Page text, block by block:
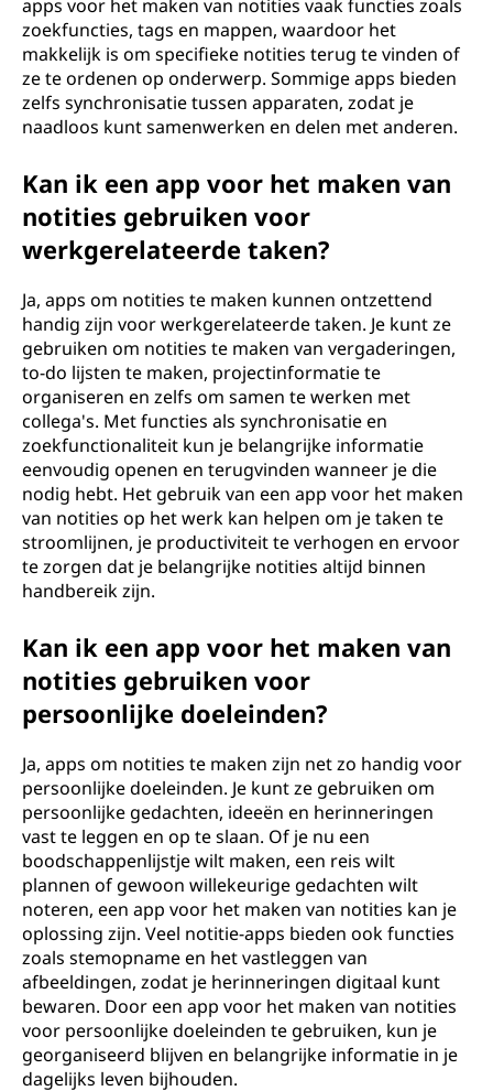
apps voor het maken van notities vaak functies zoals
zoekfuncties, tags en mappen, waardoor het
makkelijk is om specifieke notities terug te vinden of
ze te ordenen op onderwerp. Sommige apps bieden
zelfs synchronisatie tussen apparaten, zodat je
naadloos kunt samenwerken en delen met anderen.
Kan ik een app voor het maken van
notities gebruiken voor
werkgerelateerde taken?
Ja, apps om notities te maken kunnen ontzettend
handig zijn voor werkgerelateerde taken. Je kunt ze
gebruiken om notities te maken van vergaderingen,
to-do lijsten te maken, projectinformatie te
organiseren en zelfs om samen te werken met
collega's. Met functies als synchronisatie en
zoekfunctionaliteit kun je belangrijke informatie
eenvoudig openen en terugvinden wanneer je die
nodig hebt. Het gebruik van een app voor het maken
van notities op het werk kan helpen om je taken te
stroomlijnen, je productiviteit te verhogen en ervoor
te zorgen dat je belangrijke notities altijd binnen
handbereik zijn.
Kan ik een app voor het maken van
notities gebruiken voor
persoonlijke doeleinden?
Ja, apps om notities te maken zijn net zo handig voor
persoonlijke doeleinden. Je kunt ze gebruiken om
persoonlijke gedachten, ideeën en herinneringen
vast te leggen en op te slaan. Of je nu een
boodschappenlijstje wilt maken, een reis wilt
plannen of gewoon willekeurige gedachten wilt
noteren, een app voor het maken van notities kan je
oplossing zijn. Veel notitie-apps bieden ook functies
zoals stemopname en het vastleggen van
afbeeldingen, zodat je herinneringen digitaal kunt
bewaren. Door een app voor het maken van notities
voor persoonlijke doeleinden te gebruiken, kun je
georganiseerd blijven en belangrijke informatie in je
dagelijks leven bijhouden.